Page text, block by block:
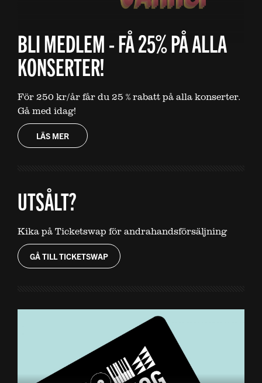
BLI MEDLEM - FÅ 25% PÅ ALLA
KONSERTER!
För 250 kr/år får du 25 % rabatt på alla konserter.
Gå med idag!
LÄS MER
UTSÅLT?
Kika på Ticketswap för andrahandsförsäljning
GÅ TILL TICKETSWAP